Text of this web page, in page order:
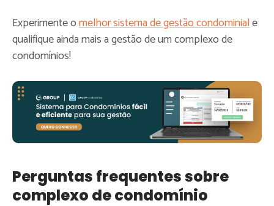
Experimente omelhor sistema de gestão condominiale
qualifique ainda mais a gestão de um complexo de
condomínios!
Perguntas frequentes sobre
complexo de condomínio